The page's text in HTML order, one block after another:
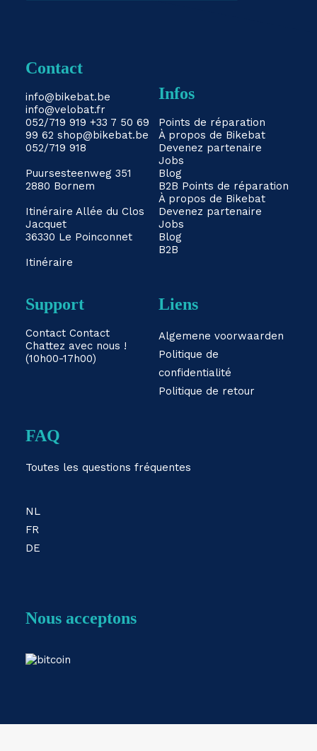
Contact
info@bikebat.be
info@velobat.fr
052/719 919 +33 7 50 69
99 62 shop@bikebat.be
052/719 918
Puursesteenweg 351
2880 Bornem
Itinéraire Allée du Clos
Jacquet
36330 Le Poinconnet
Itinéraire
Infos
Points de réparation
À propos de Bikebat
Devenez partenaire
Jobs
Blog
B2B Points de réparation
À propos de Bikebat
Devenez partenaire
Jobs
Blog
B2B
Support
Contact Contact
Chattez avec nous !
(10h00-17h00)
Liens
Algemene voorwaarden
Politique de
confidentialité
Politique de retour
FAQ
Toutes les questions fréquentes
NL
FR
DE
Nous acceptons